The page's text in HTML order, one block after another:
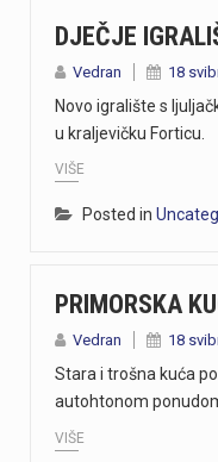
DJEČJE
Vedran 18
Novo igralište s
u kraljevičku Forticu.
VIŠE
Posted in
PRIMORSKA
Vedran 18
Stara i trošna kuća
autohtonom
VIŠE